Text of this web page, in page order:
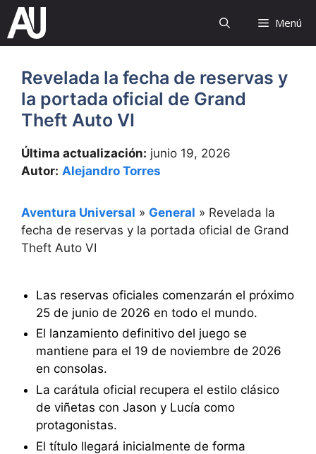
Saltar
contenido
Menú
Revelada la fecha de reservas y
la portada oficial de Grand
Theft Auto VI
Última actualización: junio 19, 2026
Autor: Alejandro Torres
Aventura Universal » General » Revelada la
fecha de reservas y la portada oficial de Grand
Theft Auto VI
Las reservas oficiales comenzarán el próximo
25 de junio de 2026 en todo el mundo.
El lanzamiento definitivo del juego se
mantiene para el 19 de noviembre de 2026
en consolas.
La carátula oficial recupera el estilo clásico
de viñetas con Jason y Lucía como
protagonistas.
El título llegará inicialmente de forma